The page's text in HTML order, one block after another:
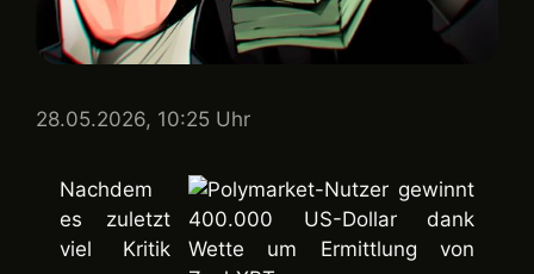
28.05.2026, 10:25 Uhr
Nachdem
es zuletzt
viel Kritik